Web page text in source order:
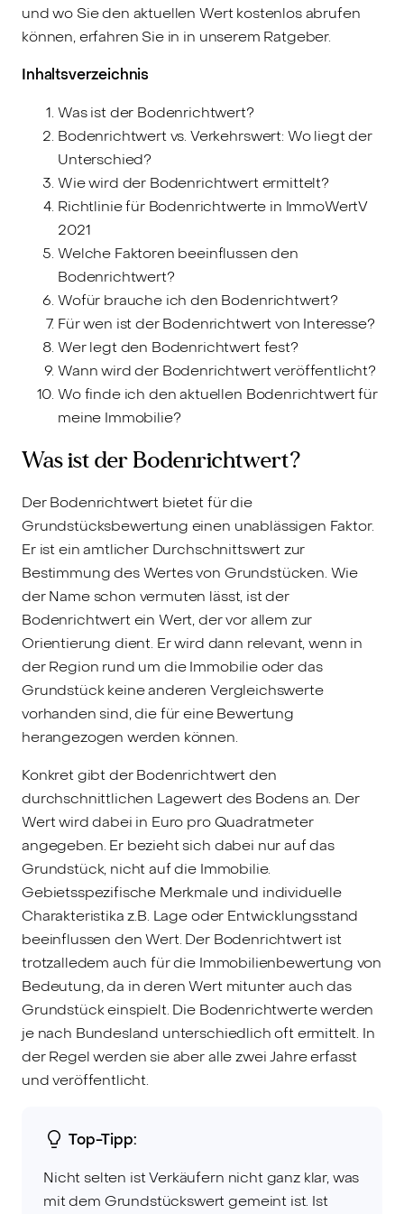
und wo Sie den aktuellen Wert kostenlos abrufen
können, erfahren Sie in in unserem Ratgeber.
Inhaltsverzeichnis
Was ist der Bodenrichtwert?
Bodenrichtwert vs. Verkehrswert: Wo liegt der
Unterschied?
Wie wird der Bodenrichtwert ermittelt?
Richtlinie für Bodenrichtwerte in ImmoWertV
2021
Welche Faktoren beeinflussen den
Bodenrichtwert?
Wofür brauche ich den Bodenrichtwert?
Für wen ist der Bodenrichtwert von Interesse?
Wer legt den Bodenrichtwert fest?
Wann wird der Bodenrichtwert veröffentlicht?
Wo finde ich den aktuellen Bodenrichtwert für
meine Immobilie?
Was ist der Bodenrichtwert?
Der Bodenrichtwert bietet für die
Grundstücksbewertung einen unablässigen Faktor.
Er ist ein amtlicher Durchschnittswert zur
Bestimmung des Wertes von Grundstücken. Wie
der Name schon vermuten lässt, ist der
Bodenrichtwert ein Wert, der vor allem zur
Orientierung dient. Er wird dann relevant, wenn in
der Region rund um die Immobilie oder das
Grundstück keine anderen Vergleichswerte
vorhanden sind, die für eine Bewertung
herangezogen werden können.
Konkret gibt der Bodenrichtwert den
durchschnittlichen Lagewert des Bodens an. Der
Wert wird dabei in Euro pro Quadratmeter
angegeben. Er bezieht sich dabei nur auf das
Grundstück, nicht auf die Immobilie.
Gebietsspezifische Merkmale und individuelle
Charakteristika z.B. Lage oder Entwicklungsstand
beeinflussen den Wert. Der Bodenrichtwert ist
trotzalledem auch für die Immobilienbewertung von
Bedeutung, da in deren Wert mitunter auch das
Grundstück einspielt. Die Bodenrichtwerte werden
je nach Bundesland unterschiedlich oft ermittelt. In
der Regel werden sie aber alle zwei Jahre erfasst
und veröffentlicht.
Top-Tipp:
Nicht selten ist Verkäufern nicht ganz klar, was
mit dem Grundstückswert gemeint ist. Ist